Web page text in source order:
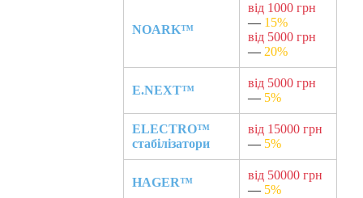
NOARK™
від 1000 грн
— 15%
від 5000 грн
— 20%
E.NEXT™
від 5000 грн
— 5%
ELECTRO™
стабілізатори
від 15000 грн
— 5%
HAGER™
від 50000 грн
— 5%